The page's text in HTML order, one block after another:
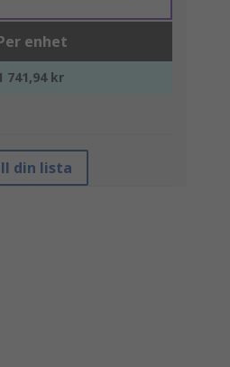
enhet
741,94 kr
din lista